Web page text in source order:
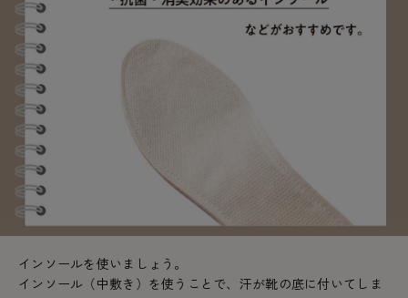
インソールを使いましょう。
インソール（中敷き）を使うことで、汗が靴の底に付いてしま